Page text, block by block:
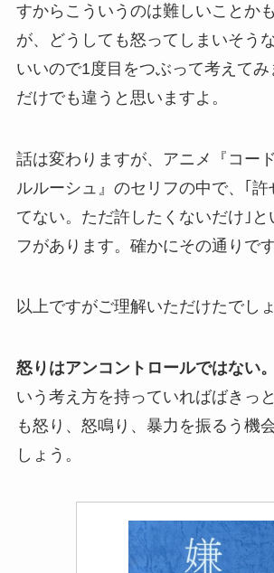
すからこういうのは難しいことか
が、どうしても怒ってしまいそう
いいので1度目をつぶって考えて
だけでも違うと思いますよ。
話は変わりますが、アニメ『コー
ルルーシュ』のセリフの中で、｢
てない。ただ許したくないだけ｣と
フがあります。確かにその通りです
以上ですがご理解いただけたでし
怒りはアンコントロールではない
いう考え方を持っていればばきっ
も怒り、怒鳴り、暴力を振るう機
しょう。